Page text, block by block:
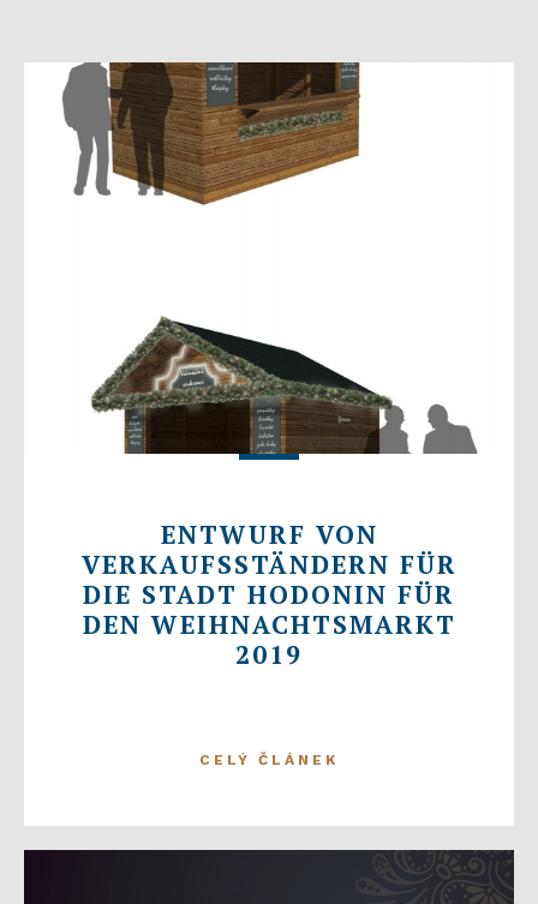
ENTWURF VON
VERKAUFSSTÄNDERN FÜR
DIE STADT HODONIN FÜR
DEN WEIHNACHTSMARKT
2019
CELÝ ČLÁNEK